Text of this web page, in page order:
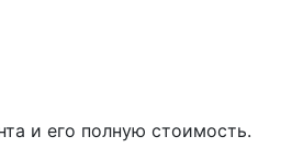
и его полную стоимость.